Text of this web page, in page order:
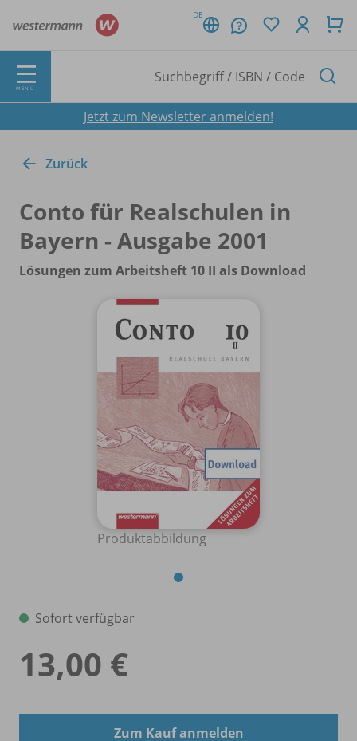
DE
MENÜ
Jetzt zum Newsletter anmelden!
Zurück
Conto für Realschulen in
Bayern - Ausgabe 2001
Lösungen zum Arbeitsheft 10 II als Download
Produktabbildung
Sofort verfügbar
13,00 €
Zum Kauf anmelden